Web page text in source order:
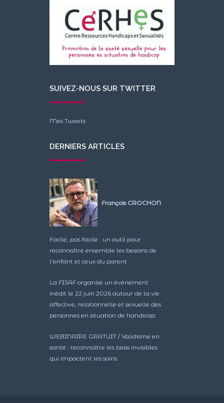
SUIVEZ-NOUS SUR TWITTER
Mes Tweets
DERNIERS ARTICLES
François CROCHON
Facile, pas facile : un outil pour
reconnaître ensemble les besoins de
l’enfant et ceux du parent
La FISAF organise un événement
inédit le 22 juin 2026 autour de la vie
affective, relationnelle et sexuelle des
personnes en situation de handicap.
WEBINAIRE GRATUIT / Validisme en
santé : reconnaître les biais invisibles
qui impactent les soins